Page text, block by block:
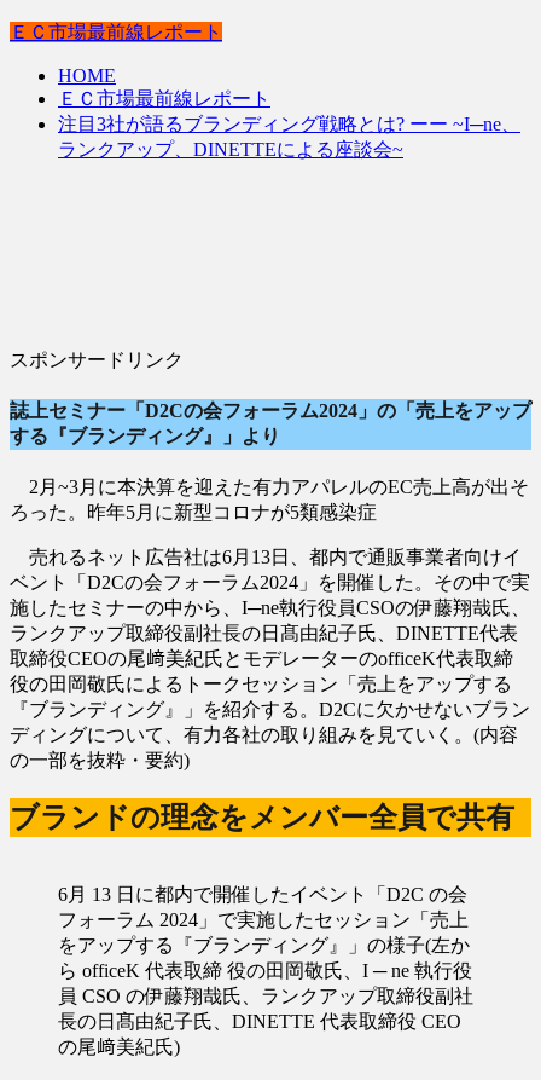
ＥＣ市場最前線レポート
HOME
ＥＣ市場最前線レポート
注目3社が語るブランディング戦略とは? ーー ~I─ne、
ランクアップ、DINETTEによる座談会~
スポンサードリンク
誌上セミナー「D2Cの会フォーラム2024」の「売上をアップ
する『ブランディング』」より
2月~3月に本決算を迎えた有力アパレルのEC売上高が出そ
ろった。昨年5月に新型コロナが5類感染症
売れるネット広告社は6月13日、都内で通販事業者向けイ
ベント「D2Cの会フォーラム2024」を開催した。その中で実
施したセミナーの中から、I─ne執行役員CSOの伊藤翔哉氏、
ランクアップ取締役副社長の日髙由紀子氏、DINETTE代表
取締役CEOの尾﨑美紀氏とモデレーターのofficeK代表取締
役の田岡敬氏によるトークセッション「売上をアップする
『ブランディング』」を紹介する。D2Cに欠かせないブラン
ディングについて、有力各社の取り組みを見ていく。(内容
の一部を抜粋・要約)
ブランドの理念をメンバー全員で共有
6月 13 日に都内で開催したイベント「D2C の会
フォーラム 2024」で実施したセッション「売上
をアップする『ブランディング』」の様子(左か
ら officeK 代表取締 役の田岡敬氏、I ─ ne 執行役
員 CSO の伊藤翔哉氏、ランクアップ取締役副社
長の日髙由紀子氏、DINETTE 代表取締役 CEO
の尾﨑美紀氏)